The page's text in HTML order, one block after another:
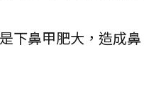
下鼻甲肥大，造成鼻